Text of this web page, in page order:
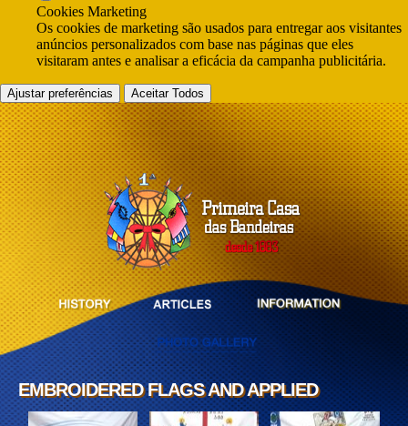
Cookies Marketing
Os cookies de marketing são usados para entregar aos visitantes
anúncios personalizados com base nas páginas que eles
visitaram antes e analisar a eficácia da campanha publicitária.
Ajustar preferências Aceitar Todos
EMBROIDERED FLAGS AND APPLIED
EMBROIDERED FLAGS AND APPLIED